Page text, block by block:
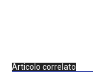
Articolo correlato